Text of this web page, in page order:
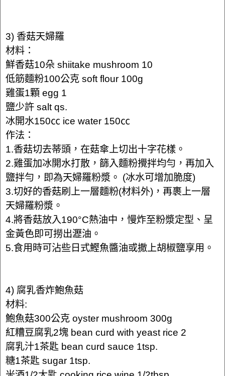
3) 香菇天婦羅
材料：
鮮香菇10朵 shiitake mushroom 10
低筋麵粉100公克 soft flour 100g
雞蛋1顆 egg 1
鹽少許 salt qs.
冰開水150㏄ ice water 150㏄
作法：
1.香菇切去蒂頭，在菇傘上切出十字花樣。
2.雞蛋加冰開水打散，篩入麵粉攪拌均勻，再加入
鹽拌勻，即為天婦羅粉漿。 (冰水可增加脆度)
3.切好的香菇刷上一層麵粉(材料外)，再裹上一層
天婦羅粉漿。
4.將香菇放入190°C熱油中，慢炸至粉漿定型、呈
金黃色即可撈出瀝油。
5.食用時可沾些日式鰹魚醬油或撒上胡椒鹽享用。
4) 腐乳香炸鮑魚菇
材料:
鮑魚菇300公克 oyster mushroom 300g
紅糟豆腐乳2塊 bean curd with yeast rice 2
腐乳汁1茶匙 bean curd sauce 1tsp.
糖1茶匙 sugar 1tsp.